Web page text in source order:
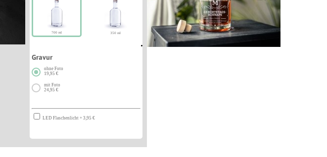
700 ml 350 ml
Gravur
ohne Foto
19,95 €
mit Foto
24,95 €
LED Flaschenlicht + 3,95 €